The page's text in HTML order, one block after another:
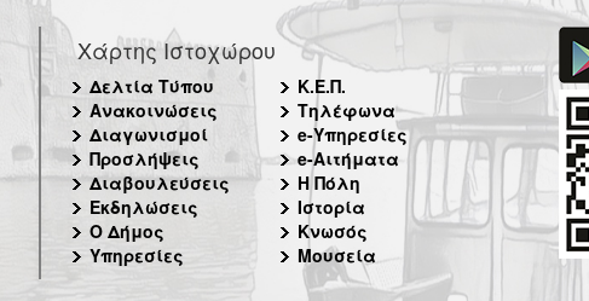
Χάρτης Ιστοχώρου
Δελτία Τύπου
Ανακοινώσεις
Διαγωνισμοί
Προσλήψεις
Διαβουλεύσεις
Εκδηλώσεις
Ο Δήμος
Υπηρεσίες
Κ.Ε.Π.
Τηλέφωνα
e-Υπηρεσίες
e-Αιτήματα
Η Πόλη
Ιστορία
Κνωσός
Μουσεία